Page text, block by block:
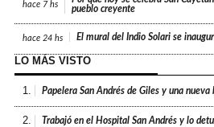
hace 7 hs
pueblo creyente
hace 24 hs El mural del Indio Solari se
LO MÁS VISTO
1. Papelera San Andrés de Giles y una nueva
2.
Trabajó en el Hospital San Andrés y lo